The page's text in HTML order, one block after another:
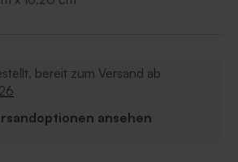
bereit zum Versand ab
ansehen